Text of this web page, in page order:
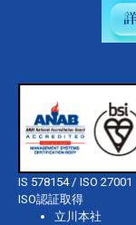
IS 578154 / ISO 27001
ISO認証取得
立川本社